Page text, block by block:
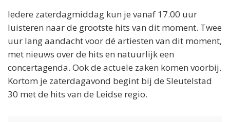
Iedere zaterdagmiddag kun je vanaf 17.00 uur
luisteren naar de grootste hits van dit moment. Twee
uur lang aandacht voor dé artiesten van dit moment,
met nieuws over de hits en natuurlijk een
concertagenda. Ook de actuele zaken komen voorbij.
Kortom je zaterdagavond begint bij de Sleutelstad
30 met de hits van de Leidse regio.